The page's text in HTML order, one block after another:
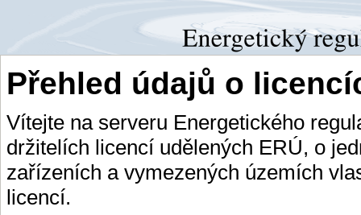
Přehled údajů o
Vítejte na serveru Energetického
držitelích licencí udělených ERÚ, o
zařízeních a vymezených územích
licencí.